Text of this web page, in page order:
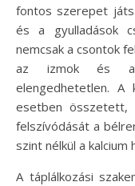
fontos szerepet
és a gyulladások
nemcsak a csontok
az izmok és a
elengedhetetlen.
esetben összetett,
felszívódását a
szint nélkül a
A táplálkozási